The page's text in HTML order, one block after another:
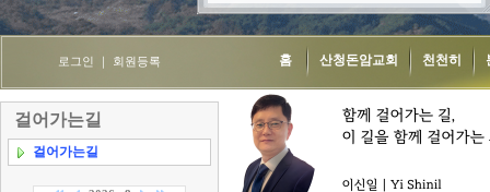
로그인 회원등록 홈 산청돈암교회 천천히
걸어가는길
걸어가는길